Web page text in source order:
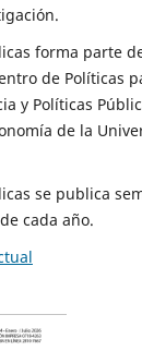
forma parte
de Políticas
y Políticas
de la
se publica
cada año.